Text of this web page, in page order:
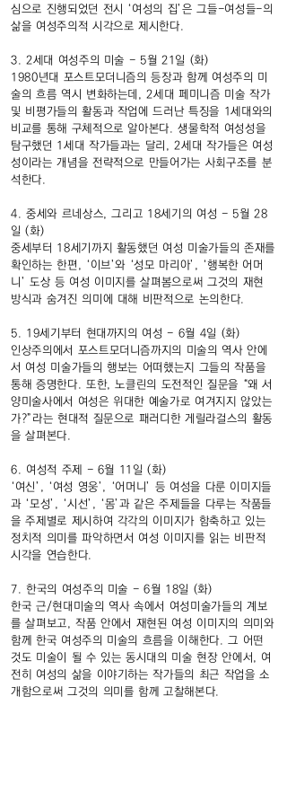
심으로 진행되었던 전시 ‘여성의 집’은 그들-여성들-의
삶을 여성주의적 시각으로 제시한다.
3. 2세대 여성주의 미술 - 5월 21일 (화)
1980년대 포스트모더니즘의 등장과 함께 여성주의 미
술의 흐름 역시 변화하는데, 2세대 페미니즘 미술 작가
및 비평가들의 활동과 작업에 드러난 특징을 1세대와의
비교를 통해 구체적으로 알아본다. 생물학적 여성성을
탐구했던 1세대 작가들과는 달리, 2세대 작가들은 여성
성이라는 개념을 전략적으로 만들어가는 사회구조를 분
석한다.
4. 중세와 르네상스, 그리고 18세기의 여성 - 5월 28
일 (화)
중세부터 18세기까지 활동했던 여성 미술가들의 존재를
확인하는 한편, ‘이브’와 ‘성모 마리아’, ‘행복한 어머
니’ 도상 등 여성 이미지를 살펴봄으로써 그것의 재현
방식과 숨겨진 의미에 대해 비판적으로 논의한다.
5. 19세기부터 현대까지의 여성 - 6월 4일 (화)
인상주의에서 포스트모더니즘까지의 미술의 역사 안에
서 여성 미술가들의 행보는 어떠했는지 그들의 작품을
통해 증명한다. 또한, 노클린의 도전적인 질문을 “왜 서
양미술사에서 여성은 위대한 예술가로 여겨지지 않았는
가?”라는 현대적 질문으로 패러디한 게릴라걸스의 활동
을 살펴본다.
6. 여성적 주제 - 6월 11일 (화)
‘여신’, ‘여성 영웅’, ‘어머니’ 등 여성을 다룬 이미지들
과 ‘모성’, ‘시선’, ‘몸’과 같은 주제들을 다루는 작품들
을 주제별로 제시하여 각각의 이미지가 함축하고 있는
정치적 의미를 파악하면서 여성 이미지를 읽는 비판적
시각을 연습한다.
7. 한국의 여성주의 미술 - 6월 18일 (화)
한국 근/현대미술의 역사 속에서 여성미술가들의 계보
를 살펴보고, 작품 안에서 재현된 여성 이미지의 의미와
함께 한국 여성주의 미술의 흐름을 이해한다. 그 어떤
것도 미술이 될 수 있는 동시대의 미술 현장 안에서, 여
전히 여성의 삶을 이야기하는 작가들의 최근 작업을 소
개함으로써 그것의 의미를 함께 고찰해본다.